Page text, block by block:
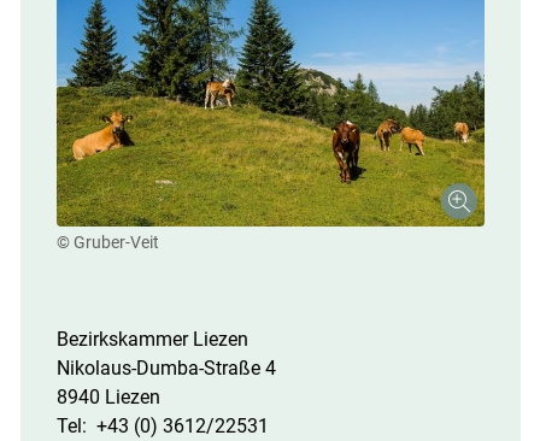
© Gruber-Veit
Bezirkskammer Liezen
Nikolaus-Dumba-Straße 4
8940 Liezen
Tel: +43 (0) 3612/22531